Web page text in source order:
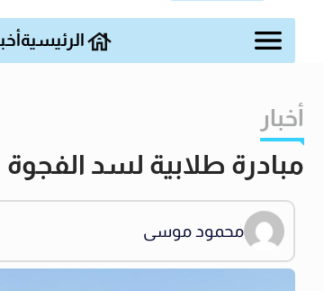
الرئيسية
أخبار
مبادرة طلابية لسد
محمود موسى